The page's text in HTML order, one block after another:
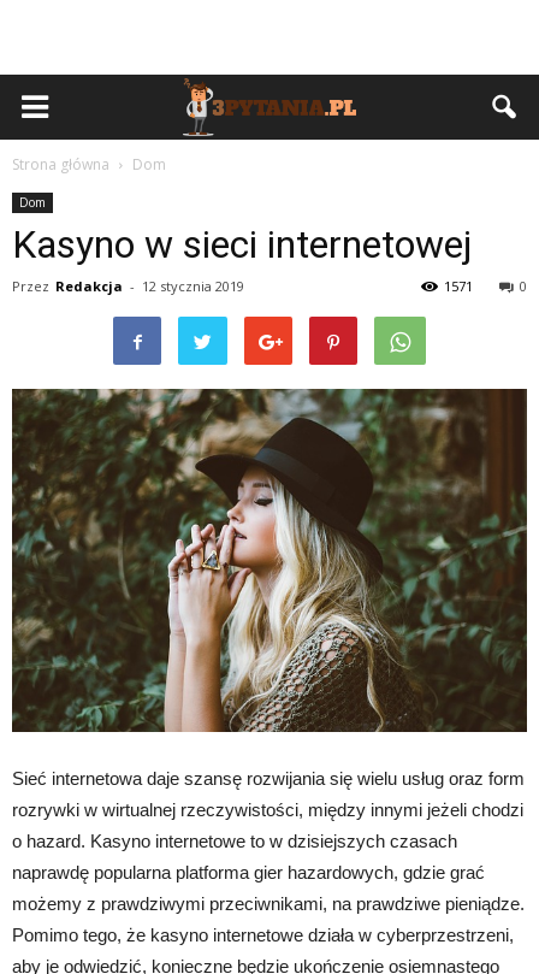
Strona główna Dom
Dom
Kasyno w sieci internetowej
Przez Redakcja - 12 stycznia 2019 0
1571
Sieć internetowa daje szansę rozwijania się wielu usług oraz form
rozrywki w wirtualnej rzeczywistości, między innymi jeżeli chodzi
o hazard. Kasyno internetowe to w dzisiejszych czasach
naprawdę popularna platforma gier hazardowych, gdzie grać
możemy z prawdziwymi przeciwnikami, na prawdziwe pieniądze.
Pomimo tego, że kasyno internetowe działa w cyberprzestrzeni,
aby je odwiedzić, konieczne będzie ukończenie osiemnastego